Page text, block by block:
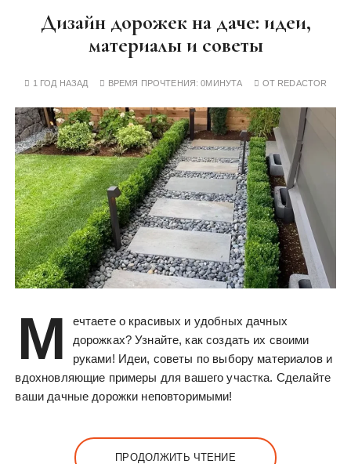
Дизайн дорожек на даче: идеи,
материалы и советы
1 ГОД НАЗАД ВРЕМЯ ПРОЧТЕНИЯ:0МИНУТА ОТ REDACTOR
М
ечтаете о красивых и удобных дачных
дорожках? Узнайте, как создать их своими
руками! Идеи, советы по выбору материалов и
вдохновляющие примеры для вашего участка. Сделайте
ваши дачные дорожки неповторимыми!
ПРОДОЛЖИТЬ ЧТЕНИЕ